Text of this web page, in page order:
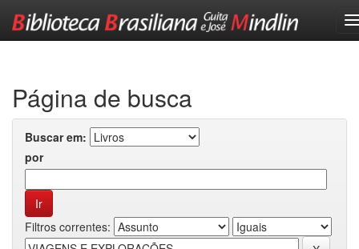
Página de busca
Buscar em:
por
Filtros correntes: